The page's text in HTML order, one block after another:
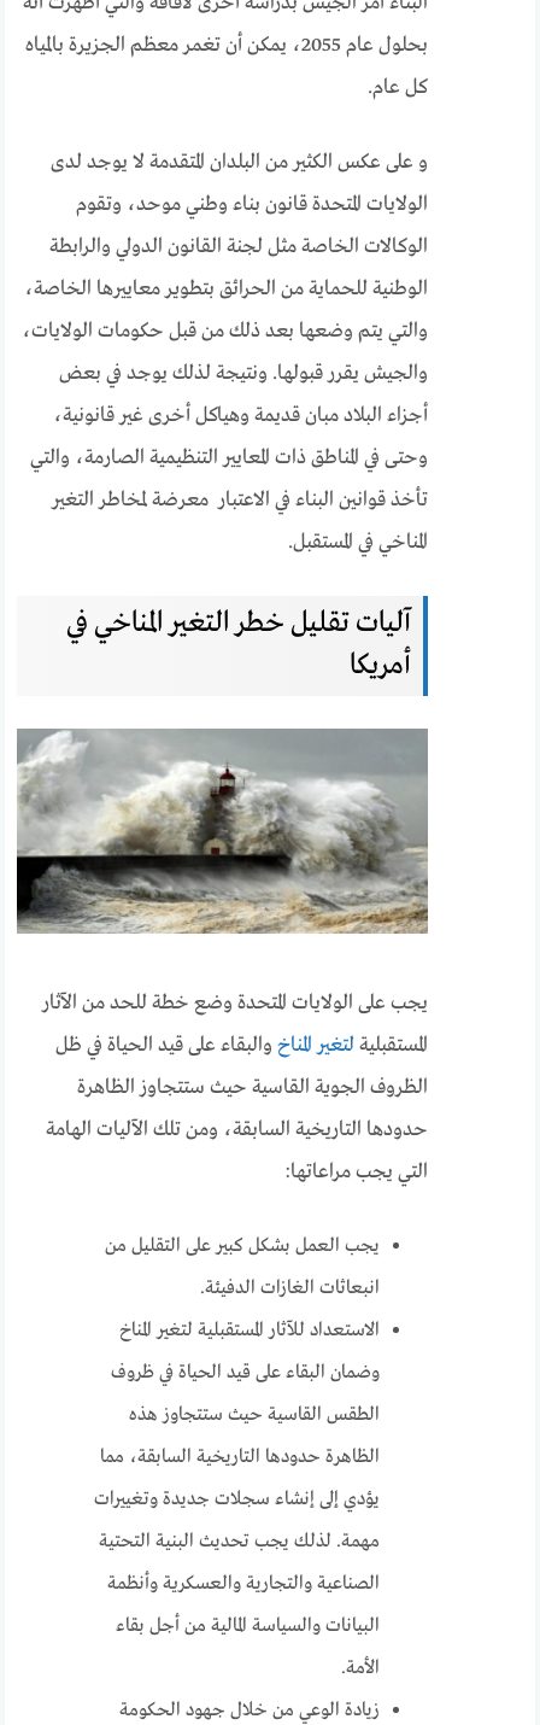
بحلول عام 2055، يمكن أن تغمر معظم الجزيرة بالمياه
كل عام.
و على عكس الكثير من البلدان المتقدمة لا يوجد لدى
الولايات المتحدة قانون بناء وطني موحد، وتقوم
الوكالات الخاصة مثل لجنة القانون الدولي والرابطة
الوطنية للحماية من الحرائق بتطوير معاييرها الخاصة،
والتي يتم وضعها بعد ذلك من قبل حكومات الولايات،
والجيش يقرر قبولها. ونتيجة لذلك يوجد في بعض
أجزاء البلاد مبان قديمة وهياكل أخرى غير قانونية،
وحتى في المناطق ذات المعايير التنظيمية الصارمة، والتي
تأخذ قوانين البناء في الاعتبار معرضة لمخاطر التغير
المناخي في المستقبل.
آليات تقليل خطر التغير المناخي في
أمريكا
يجب على الولايات المتحدة وضع خطة للحد من الآثار
المستقبليةلتغير المناخ والبقاء على قيد الحياة في ظل
الظروف الجوية القاسية حيث ستتجاوز الظاهرة
حدودها التاريخية السابقة، ومن تلك الآليات الهامة
التي يجب مراعاتها:
يجب العمل بشكل كبير على التقليل من
انبعاثات الغازات الدفيئة.
الاستعداد للآثار المستقبلية لتغير المناخ
وضمان البقاء على قيد الحياة في ظروف
الطقس القاسية حيث ستتجاوز هذه
الظاهرة حدودها التاريخية السابقة، مما
يؤدي إلى إنشاء سجلات جديدة وتغييرات
مهمة. لذلك يجب تحديث البنية التحتية
الصناعية والتجارية والعسكرية وأنظمة
البيانات والسياسة المالية من أجل بقاء
الأمة.
زيادة الوعي من خلال جهود الحكومة